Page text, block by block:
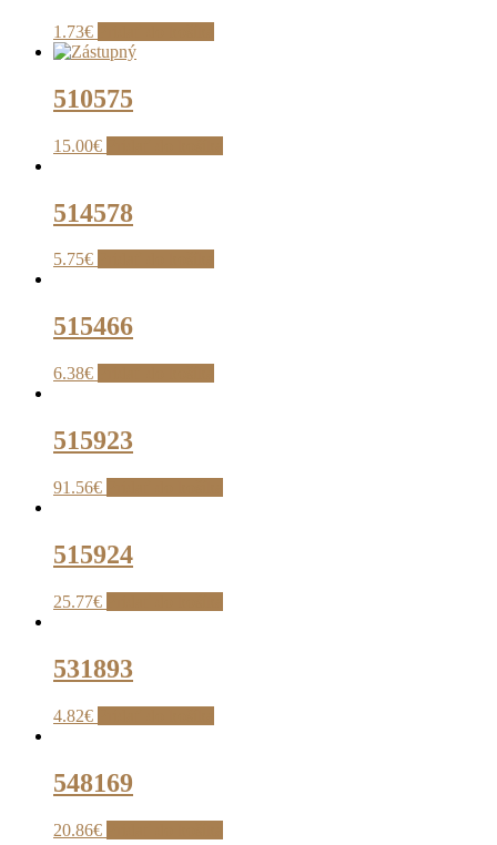
1.73€
510575
15.00€
514578
5.75€
515466
6.38€
515923
91.56€
515924
25.77€
531893
4.82€
548169
20.86€